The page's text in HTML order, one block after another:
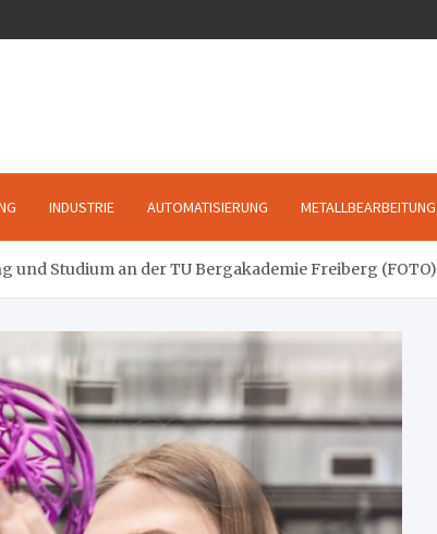
INDUSTRIE AUTOMATISIERUNG METALLBEARBEITUNG
und Studium an der TU Bergakademie Freiberg (FOTO)